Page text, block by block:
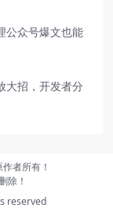
公众号爆文也能
大招，开发者分
者所有！
除！
reserved